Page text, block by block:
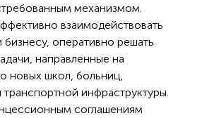
механизмом.
взаимодействовать
бизнесу, оперативно решать
направленные на
новых школ, больниц,
инфраструктуры.
соглашениям